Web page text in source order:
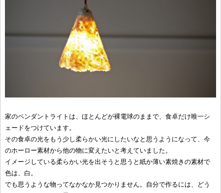
家のペンダントライトは、ほとんどが裸電球のままで、食卓だけ唯一シ
ェードをつけています。
その食卓の光をもう少し柔らかい光にしたいなと思うようになって、今
のホーロー素材から他の物に変えたいと考えていました。
イメージしている柔らかい光を出そうと思うと紙か薄い素焼きの素材で
色は、白。
でも思うような物ってなかなか見つかりません。自分で作るには、どう